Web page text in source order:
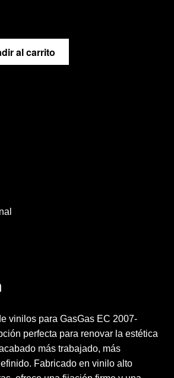
al carrito
vinilos para GasGas EC 2007-
perfecta para renovar la estética
más trabajado, más
Fabricado en vinilo alto